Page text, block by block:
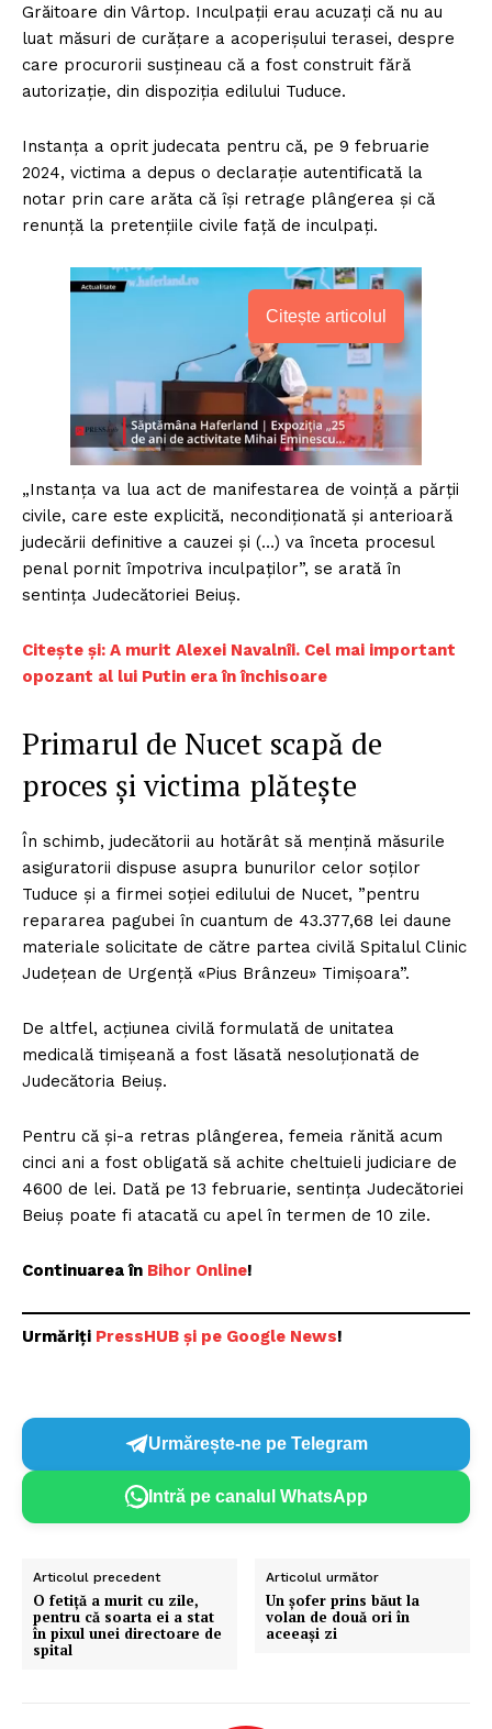
Grăitoare din Vârtop. Inculpații erau acuzați că nu au
luat măsuri de curățare a acoperișului terasei, despre
care procurorii susțineau că a fost construit fără
autorizație, din dispoziția edilului Tuduce.
Instanța a oprit judecata pentru că, pe 9 februarie
2024, victima a depus o declarație autentificată la
notar prin care arăta că își retrage plângerea și că
renunță la pretențiile civile față de inculpați.
Citește articolul
„Instanța va lua act de manifestarea de voință a părții
civile, care este explicită, necondiționată și anterioară
judecării definitive a cauzei și (…) va înceta procesul
penal pornit împotriva inculpaților”, se arată în
sentința Judecătoriei Beiuș.
Citește și: A murit Alexei Navalnîi. Cel mai important
opozant al lui Putin era în închisoare
Primarul de Nucet scapă de
proces și victima plătește
În schimb, judecătorii au hotărât să mențină măsurile
asiguratorii dispuse asupra bunurilor celor soților
Tuduce și a firmei soției edilului de Nucet, ”pentru
repararea pagubei în cuantum de 43.377,68 lei daune
materiale solicitate de către partea civilă Spitalul Clinic
Judeţean de Urgenţă «Pius Brânzeu» Timişoara”.
De altfel, acțiunea civilă formulată de unitatea
medicală timișeană a fost lăsată nesoluționată de
Judecătoria Beiuș.
Pentru că și-a retras plângerea, femeia rănită acum
cinci ani a fost obligată să achite cheltuieli judiciare de
4600 de lei. Dată pe 13 februarie, sentința Judecătoriei
Beiuș poate fi atacată cu apel în termen de 10 zile.
Continuarea în Bihor Online!
Urmăriți PressHUB și pe Google News!
Urmărește-ne pe Telegram
Intră pe canalul WhatsApp
Articolul precedent
O fetiță a murit cu zile,
pentru că soarta ei a stat
în pixul unei directoare de
spital
Articolul următor
Un șofer prins băut la
volan de două ori în
aceeași zi